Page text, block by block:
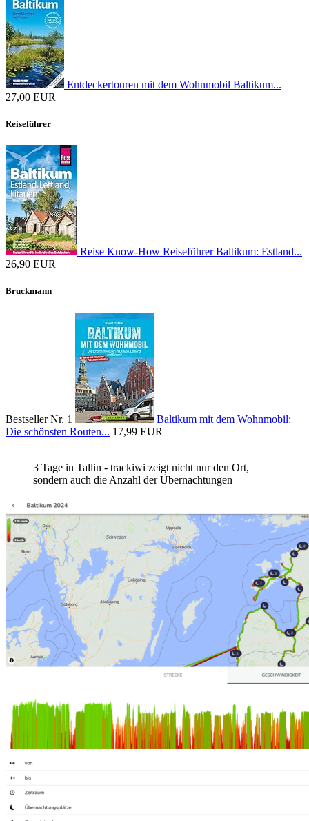
Entdeckertouren mit dem Wohnmobil Baltikum...
27,00 EUR
Reiseführer
Reise Know-How Reiseführer Baltikum: Estland...
26,90 EUR
Bruckmann
Bestseller Nr. 1
Baltikum mit dem Wohnmobil:
Die schönsten Routen... 17,99 EUR
3 Tage in Tallin - trackiwi zeigt nicht nur den Ort,
sondern auch die Anzahl der Übernachtungen